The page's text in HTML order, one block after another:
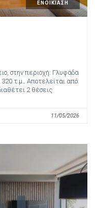
ΕΝΟΙΚΙΑΣΗ
στην περιοχή: Γλυφάδα
τ.μ.. Αποτελείται από:
2 θέσεις
11/05/2026